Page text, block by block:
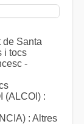
de Santa
i tocs
-
(ALCOI) :
: Altres